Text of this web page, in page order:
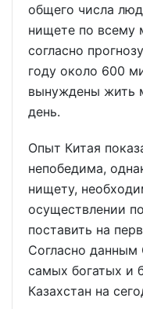
общего числа
нищете по всему
согласно
году около 600
вынуждены жить
день.
Опыт Китая
непобедима,
нищету,
осуществлении
поставить на
Согласно данным
самых богатых и
Казахстан на